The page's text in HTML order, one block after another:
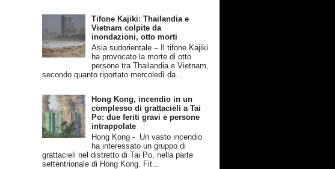
Tifone Kajiki: Thailandia e
Vietnam colpite da
inondazioni, otto morti
Asia sudorientale – Il tifone Kajiki
ha provocato la morte di otto
persone tra Thailandia e Vietnam,
secondo quanto riportato mercoledì da...
Hong Kong, incendio in un
complesso di grattacieli a Tai
Po: due feriti gravi e persone
intrappolate
Hong Kong - Un vasto incendio
ha interessato un gruppo di
grattacieli nel distretto di Tai Po, nella parte
settentrionale di Hong Kong. Fit...